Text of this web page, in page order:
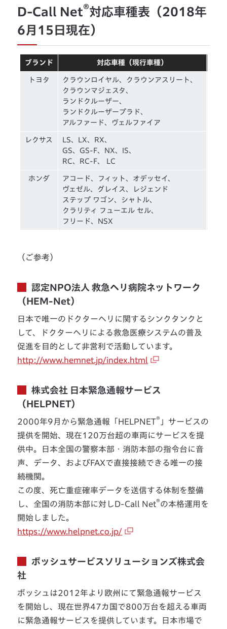
D-Call Net®対応車種表（2018年
6月15日現在）
ブランド 対応車種（現行車種）
トヨタ
クラウンロイヤル、クラウンアスリート、
クラウンマジェスタ、
ランドクルーザー、
ランドクルーザープラド、
アルファード、ヴェルファイア
レクサス
LS、LX、RX、
GS、GS-F、NX、IS、
RC、RC-F、 LC
ホンダ
アコード、フィット、オデッセイ、
ヴェゼル、グレイス、レジェンド
ステップ ワゴン、シャトル、
クラリティ フューエル セル、
フリード、NSX
（ご参考）
認定NPO法人 救急ヘリ病院ネットワーク
（HEM-Net）
日本で唯一のドクターヘリに関するシンクタンクと
して、ドクターヘリによる救急医療システムの普及
促進を目的として非営利で活動しています。
http://www.hemnet.jp/index.html
株式会社 日本緊急通報サービス
（HELPNET）
2000年9月から緊急通報「HELPNET® 」サービスの
提供を開始、現在120万台超の車両にサービスを提
供中。日本全国の警察本部・消防本部の指令台に音
声、データ、およびFAXで直接接続できる唯一の接
続機関。
この度、死亡重症確率データを送信する体制を整備
し、全国の消防本部に対しD-Call Net®の本格運用を
開始しました。
https://www.helpnet.co.jp/
ボッシュサービスソリューションズ株式会
社
ボッシュは2012年より欧州にて緊急通報サービス
を開始し、現在世界47カ国で800万台を超える車両
に緊急通報サービスを提供しています。日本市場で